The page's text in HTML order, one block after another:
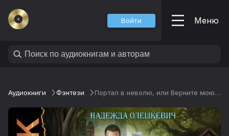
Войти Меню
Аудиокниги Фэнтези Портал в неволю, или Верните мою дочь!